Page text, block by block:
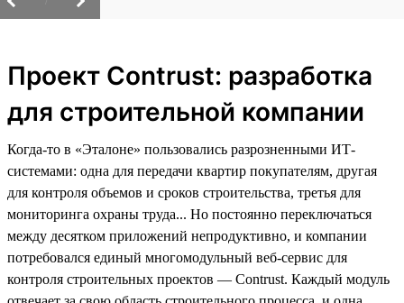
Проект Contrust: разработка
для строительной компании
Когда-то в «Эталоне» пользовались разрозненными ИТ-
системами: одна для передачи квартир покупателям, другая
для контроля объемов и сроков строительства, третья для
мониторинга охраны труда... Но постоянно переключаться
между десятком приложений непродуктивно, и компании
потребовался единый многомодульный веб-сервис для
контроля строительных проектов — Contrust. Каждый модуль